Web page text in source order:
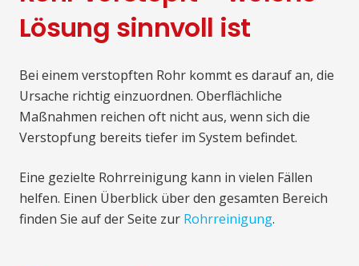
Lösung sinnvoll ist
Bei einem verstopften Rohr kommt es darauf an, die
Ursache richtig einzuordnen. Oberflächliche
Maßnahmen reichen oft nicht aus, wenn sich die
Verstopfung bereits tiefer im System befindet.
Eine gezielte Rohrreinigung kann in vielen Fällen
helfen. Einen Überblick über den gesamten Bereich
finden Sie auf der Seite zur Rohrreinigung.